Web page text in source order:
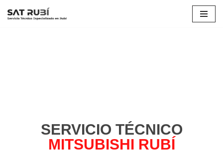
SERVICIO TÉCNICO
MITSUBISHI RUBÍ